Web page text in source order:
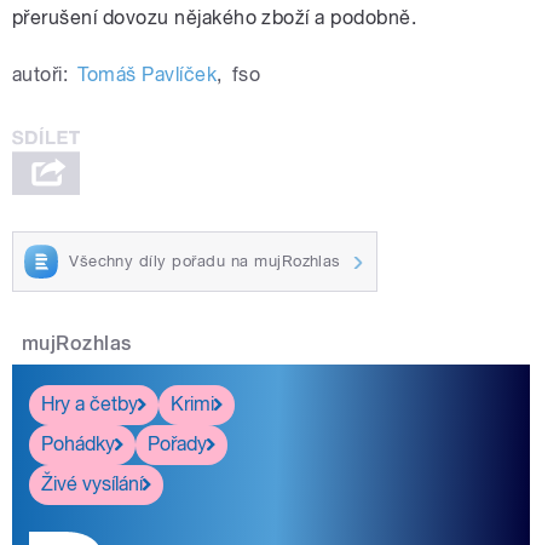
přerušení dovozu nějakého zboží a podobně.
autoři: Tomáš Pavlíček, fso
Všechny díly pořadu na mujRozhlas
mujRozhlas
Hry a četby
Krimi
Pohádky
Pořady
Živé vysílání